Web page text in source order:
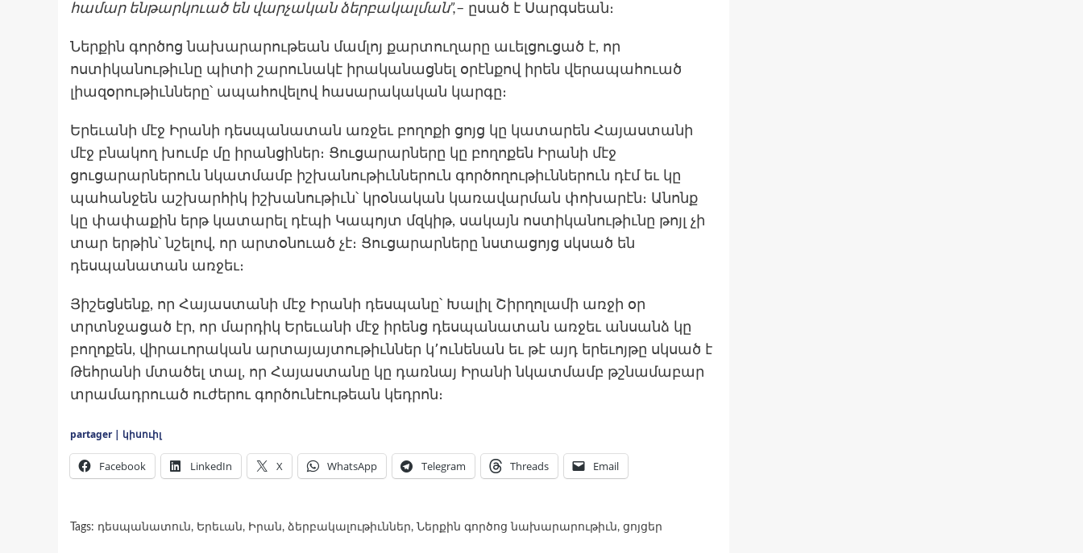
համար ենթարկուած են վարչական ձերբակալման”,– ըսած է Սարգսեան։
Ներքին գործոց նախարարութեան մամլոյ քարտուղարը աւելցուցած է, որ
ոստիկանութիւնը պիտի շարունակէ իրականացնել օրէնքով իրեն վերապահուած
լիազօրութիւնները՝ ապահովելով հասարակական կարգը։
Երեւանի մէջ Իրանի դեսպանատան առջեւ բողոքի ցոյց կը կատարեն Հայաստանի
մէջ բնակող խումբ մը իրանցիներ։ Ցուցարարները կը բողոքեն Իրանի մէջ
ցուցարարներուն նկատմամբ իշխանութիւններուն գործողութիւններուն դէմ եւ կը
պահանջեն աշխարհիկ իշխանութիւն՝ կրօնական կառավարման փոխարէն։ Անոնք
կը փափաքին երթ կատարել դէպի Կապոյտ մզկիթ, սակայն ոստիկանութիւնը թոյլ չի
տար երթին՝ նշելով, որ արտօնուած չէ։ Ցուցարարները նստացոյց սկսած են
դեսպանատան առջեւ։
Յիշեց­նենք, որ Հա­յաս­տա­նի մէջ Իրա­նի դես­պա­նը՝ Խալիլ Շիրղոլամի առ­ջի օր
տրտնջա­ցած էր, որ մար­դիկ Երե­ւանի մէջ իրենց դես­պա­նատան առ­ջեւ ան­սանձ կը
բո­ղոքեն, վի­րաւո­րական ար­տա­յայ­տութիւններ կ՚ու­նե­նան եւ թէ այդ երե­ւոյ­թը սկսած է
Թեհ­րա­նի մտա­ծել տալ, որ Հա­յաս­տա­նը կը դառ­նայ Իրա­նի նկատ­մամբ թշնա­մաբար
տրա­մադ­րո­ւած ու­ժե­րու գոր­ծունէու­թեան կեդրոն։
partager | կիսուիլ
Facebook LinkedIn X WhatsApp Telegram Threads Email
Tags: դեսպանատուն, Երեւան, Իրան, ձերբակալութիւններ, Ներքին գործոց նախարարութիւն, ցոյցեր